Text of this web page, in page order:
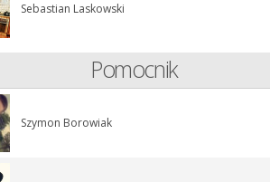
Sebastian Laskowski
Pomocnik
Szymon Borowiak